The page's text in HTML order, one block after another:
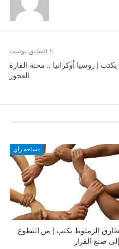
السابق بوست
| روسيا أوكرانيا .. محنة القارة
العجوز
مساحة رأي
طارق الزملوط يكتب | من التطوع
إلى صنع القرار